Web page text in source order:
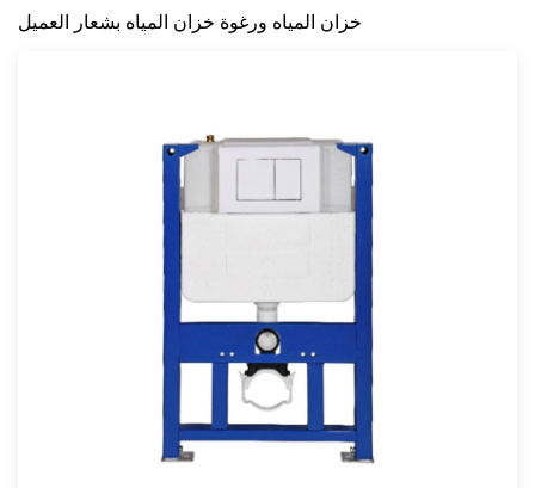
خزان المياه ورغوة خزان المياه بشعار العميل